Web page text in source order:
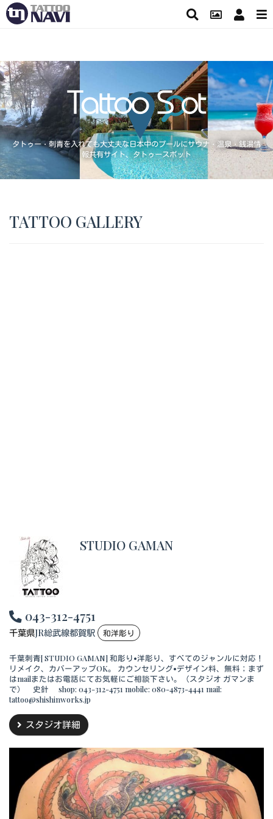
タトゥー・刺青を入れても大丈夫な日本中のプールにサウナ・温泉・銭湯情
報共有サイト、タトゥースポット
TATTOO GALLERY
STUDIO GAMAN
043-312-4751
千葉県JR総武線都賀駅 和洋彫り
千葉刺青[ STUDIO GAMAN] 和彫り•洋彫り、すべてのジャンルに対応！
リメイク、カバーアップOK。 カウンセリング•デザイン料、無料；まず
はmailまたはお電話にてお気軽にご相談下さい。（スタジオ ガマンま
で） 史針 shop: 043-312-4751 mobile: 080-4873-4441 mail:
tattoo@shishinworks.jp
スタジオ詳細